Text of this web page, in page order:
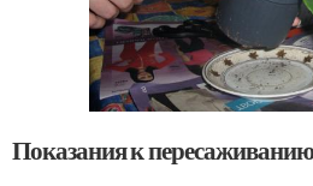
Показания к пересаживанию